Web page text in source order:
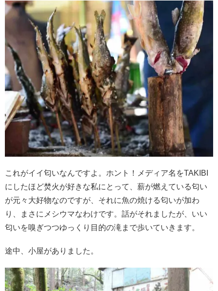
これがイイ匂いなんですよ。ホント！メディア名をTAKIBI
にしたほど焚火が好きな私にとって、薪が燃えている匂い
が元々大好物なのですが、それに魚の焼ける匂いが加わ
り、まさにメシウマなわけです。話がそれましたが、いい
匂いを嗅ぎつつゆっくり目的の滝まで歩いていきます。
途中、小屋がありました。